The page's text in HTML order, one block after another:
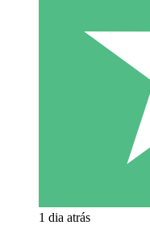
1 dia atrás